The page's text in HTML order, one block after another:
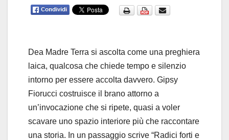
Dea Madre Terra si ascolta come una preghiera
laica, qualcosa che chiede tempo e silenzio
intorno per essere accolta davvero. Gipsy
Fiorucci costruisce il brano attorno a
un’invocazione che si ripete, quasi a voler
scavare uno spazio interiore più che raccontare
una storia. In un passaggio scrive “Radici forti e